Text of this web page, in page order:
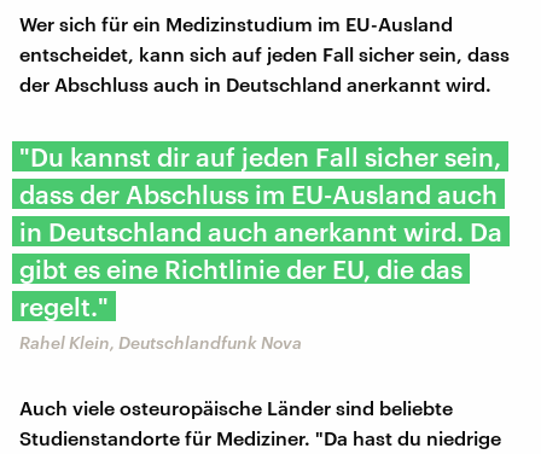
Wer sich für ein Medizinstudium im EU-Ausland
entscheidet, kann sich auf jeden Fall sicher sein, dass
der Abschluss auch in Deutschland anerkannt wird.
"Du kannst dir auf jeden Fall sicher sein,
dass der Abschluss im EU-Ausland auch
in Deutschland auch anerkannt wird. Da
gibt es eine Richtlinie der EU, die das
regelt."
Rahel Klein, Deutschlandfunk Nova
Auch viele osteuropäische Länder sind beliebte
Studienstandorte für Mediziner. "Da hast du niedrige